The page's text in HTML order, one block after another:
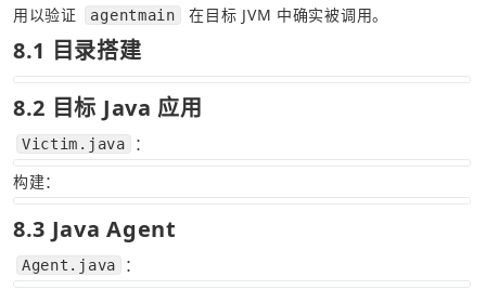
用以验证
agentmain 在目标 JVM 中确实被调用。
8.1 目录搭建
8.2 目标 Java 应用
Victim.java
：
构建：
8.3 Java Agent
Agent.java ：